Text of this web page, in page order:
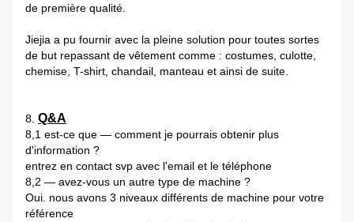
de première qualité.
Jiejia a pu fournir avec la pleine solution pour toutes sortes
de but repassant de vêtement comme : costumes, culotte,
chemise, T-shirt, chandail, manteau et ainsi de suite.
8. Q&A
8,1 est-ce que — comment je pourrais obtenir plus
d'information ?
entrez en contact svp avec l'email et le téléphone
8,2 — avez-vous un autre type de machine ?
Oui. nous avons 3 niveaux différents de machine pour votre
référence